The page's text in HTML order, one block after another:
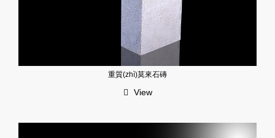
重質(zhì)莫來石磚
View